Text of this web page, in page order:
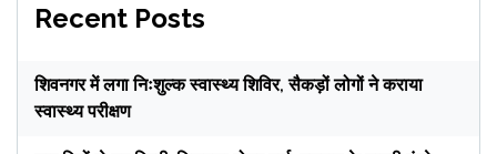
Recent Posts
शिवनगर में लगा निःशुल्क स्वास्थ्य शिविर, सैकड़ों लोगों ने कराया
स्वास्थ्य परीक्षण